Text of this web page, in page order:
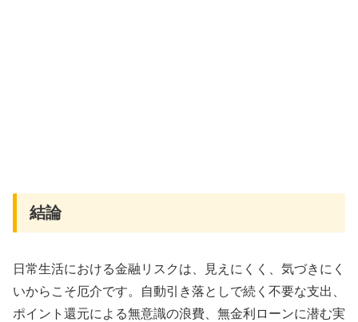
結論
日常生活における金融リスクは、見えにくく、気づきにく
いからこそ厄介です。自動引き落としで続く不要な支出、
ポイント還元による無意識の浪費、無金利ローンに潜む実